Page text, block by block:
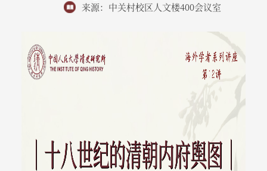
来源：中关村校区人文楼400会议室